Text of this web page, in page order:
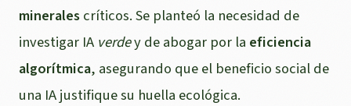
mineralescríticos. Se planteó la necesidad de
investigar IA verdey de abogar por la eficiencia
algorítmica, asegurando que el beneficio social de
una IA justifique su huella ecológica.